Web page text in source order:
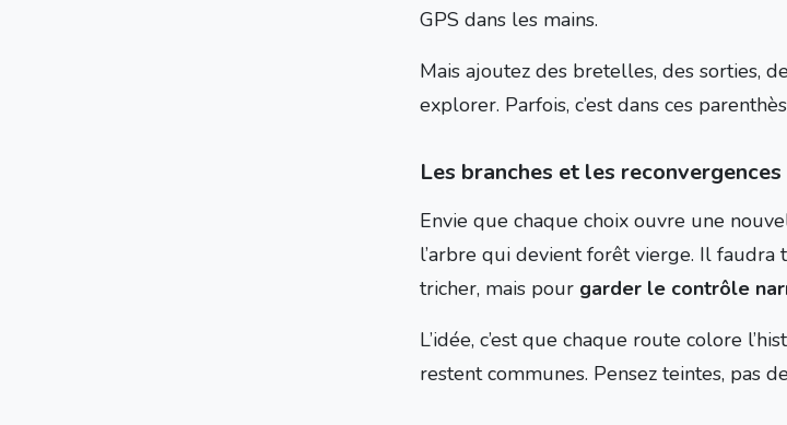
GPS dans les mains.
Mais ajoutez des bretelles, des sorties,
explorer. Parfois, c’est dans ces
Les branches et les reconvergences
Envie que chaque choix ouvre une
l’arbre qui devient forêt vierge. Il faudra
tricher, mais pour garder le contrôle
L’idée, c’est que chaque route colore
restent communes. Pensez teintes, pas